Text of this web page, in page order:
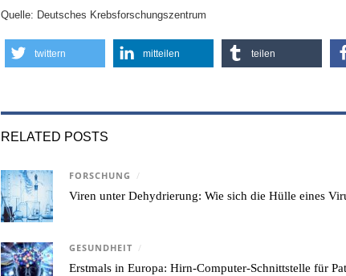
Quelle: Deutsches Krebsforschungszentrum
twittern mitteilen teilen
RELATED POSTS
FORSCHUNG /
Viren unter Dehydrierung: Wie sich die Hülle eines
GESUNDHEIT /
Erstmals in Europa: Hirn-Computer-Schnittstelle für